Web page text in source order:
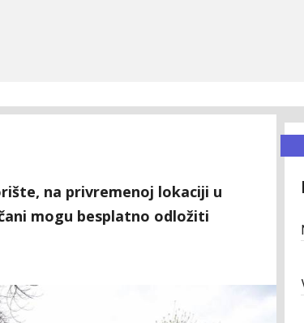
na privremenoj lokaciji u
mogu besplatno odložiti